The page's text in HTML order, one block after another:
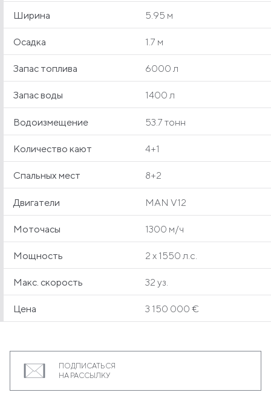
Ширина 5.95 м
Осадка 1.7 м
Запас топлива 6000 л
Запас воды 1400 л
Водоизмещение 53.7 тонн
Количество кают 4+1
Спальных мест 8+2
Двигатели MAN V12
Моточасы 1300 м/ч
Мощность 2 x 1550 л.с.
Макс. скорость 32 уз.
Цена 3 150 000 €
ПОДПИСАТЬСЯ
НА РАССЫЛКУ